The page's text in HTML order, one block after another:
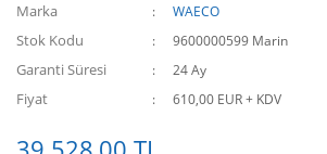
Marka WAECO
Stok Kodu 9600000599 Marin
Garanti Süresi 24 Ay
Fiyat 610,00 EUR + KDV